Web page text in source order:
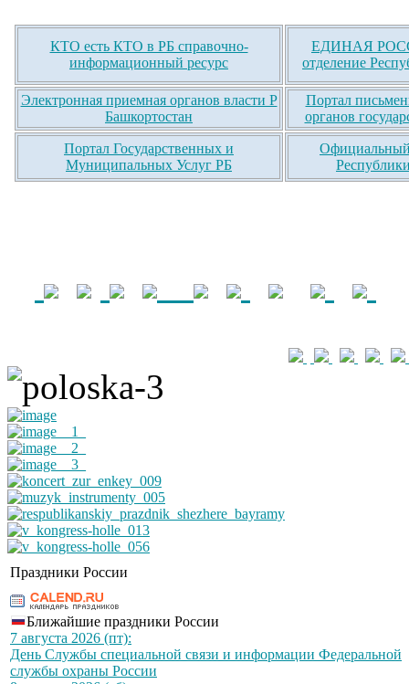
КТО есть КТО в РБ справочно-
информационный ресурс
ЕДИНАЯ
отделение
Электронная приемная органов власти Р
Башкортостан
Портал
органов
Портал Государственных и
Муниципальных Услуг РБ
Официальный
Праздники России
Ближайшие праздники России
7 августа 2026 (пт):
День Службы специальной связи и информации Федеральной
службы охраны России